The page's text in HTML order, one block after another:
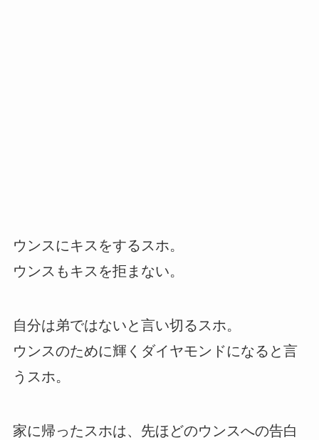
ウンスにキスをするスホ。
ウンスもキスを拒まない。
自分は弟ではないと言い切るスホ。
ウンスのために輝くダイヤモンドになると言
うスホ。
家に帰ったスホは、先ほどのウンスへの告白